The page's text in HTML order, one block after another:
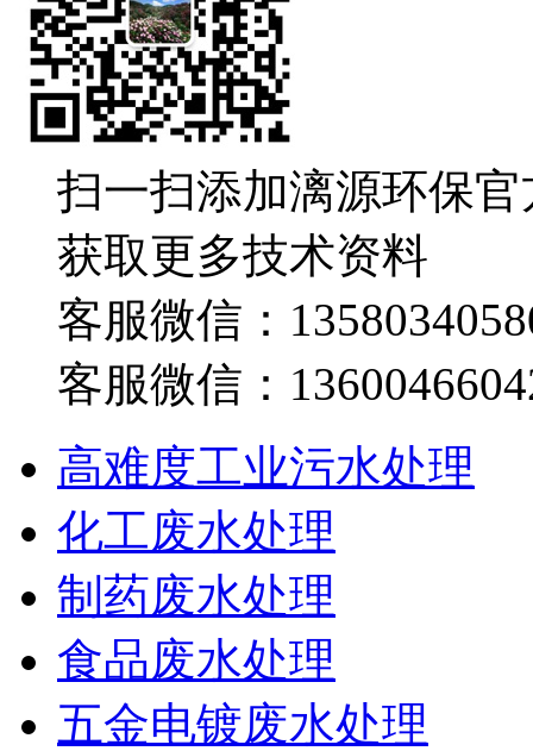
扫一扫添加漓源环保
获取更多技术资料
客服微信：
客服微信：
高难度工业污水处理
化工废水处理
制药废水处理
食品废水处理
五金电镀废水处理